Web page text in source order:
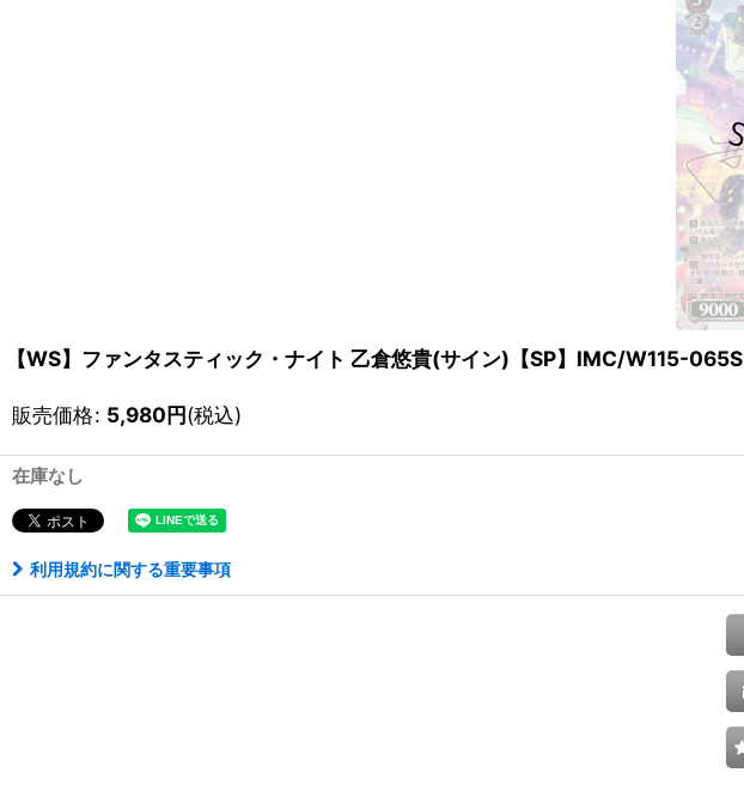
【WS】ファンタスティック・ナイト 乙倉悠貴(サイン)【SP】IMC/W115-
販売価格: 5,980円(税込)
在庫なし
利用規約に関する重要事項